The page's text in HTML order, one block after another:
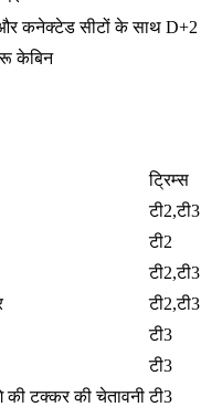
कनेक्टेड सीटों के साथ D+2
केबिन
ट्रिम्स
टी2,टी3
टी2
टी2,टी3
टी2,टी3
टी3
टी3
टक्कर की चेतावनी टी3